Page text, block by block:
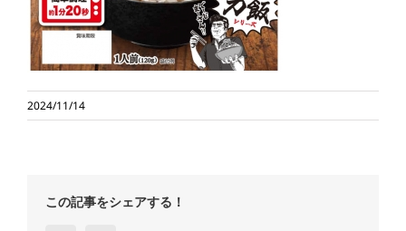
2024/11/14
この記事をシェアする！